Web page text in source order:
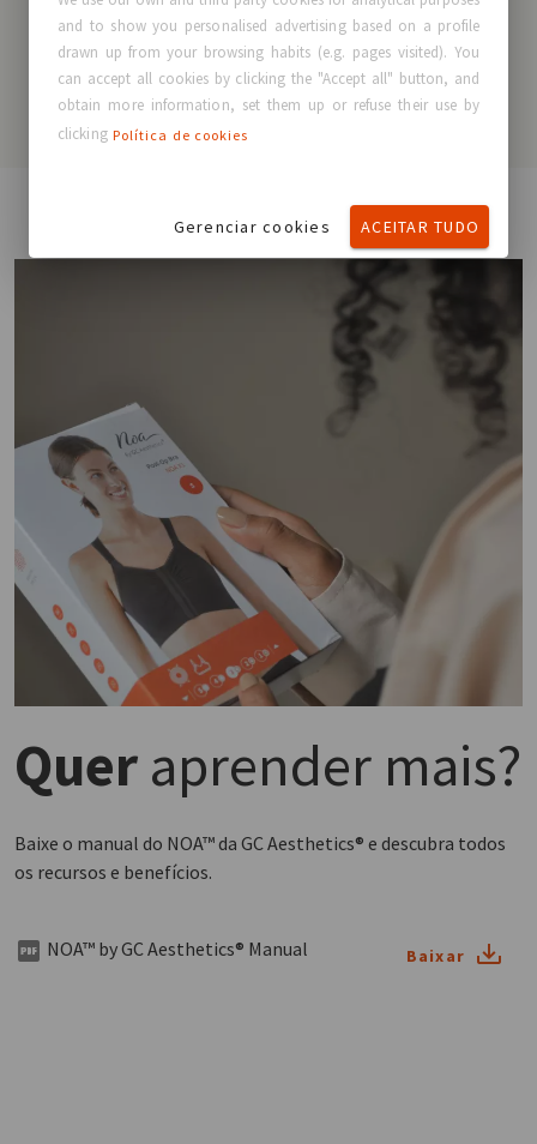
NOA™ B1
Quer aprender mais?
Baixe o manual do NOA™ da GC Aesthetics® e descubra todos
os recursos e benefícios.
NOA™ by GC Aesthetics® Manual Baixar
and to show you personalised advertising based on a profile
drawn up from your browsing habits (e.g. pages visited). You
can accept all cookies by clicking the "Accept all" button, and
obtain more information, set them up or refuse their use by
clicking Política de cookies
Gerenciar cookies ACEITAR TUDO